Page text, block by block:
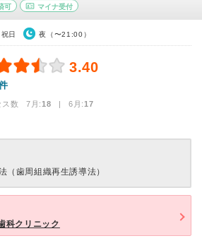
可 マイナ受付
日 夜（〜21:00）
3.40
ス数 7月:18 | 6月:17
（歯周組織再生誘導法）
科クリニック